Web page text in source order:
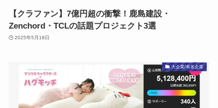
【クラファン】7億円超の衝撃！鹿島建設・
Zenchord・TCLの話題プロジェクト3選
2025年5月18日
大企業/有名企業